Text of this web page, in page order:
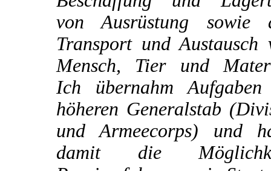
von Ausrüstung sowie
Transport und Austausch
Mensch, Tier und
Ich übernahm
höheren Generalstab
und Armeecorps) und
damit die